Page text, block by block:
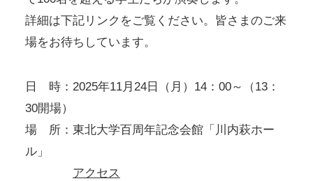
詳細は下記リンクをご覧ください。皆さまのご来
場をお待ちしています。
日 時：2025年11月24日（月）14：00～（13：
30開場）
場 所：東北大学百周年記念会館「川内萩ホー
ル」
アクセス